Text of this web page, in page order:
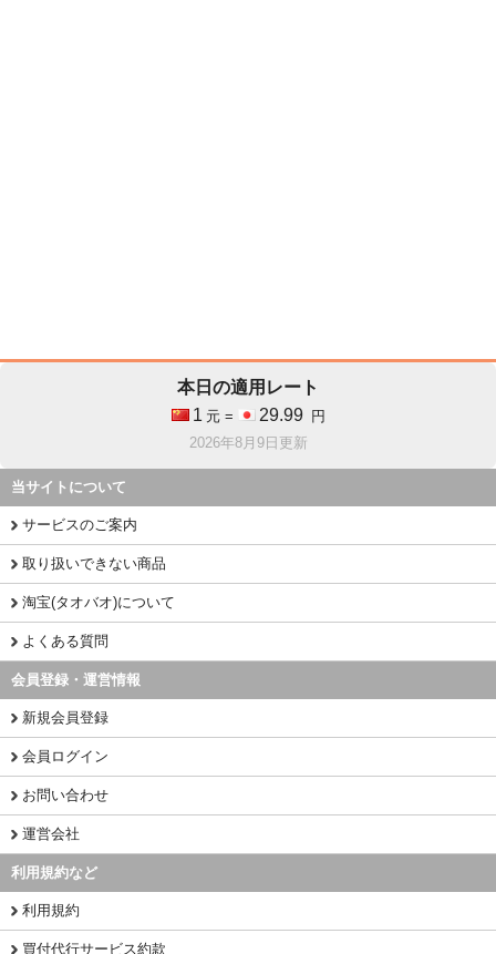
本日の適用レート
1 元 = 29.99
円
2026年8月9日更新
当サイトについて
サービスのご案内
取り扱いできない商品
淘宝(タオバオ)について
よくある質問
会員登録・運営情報
新規会員登録
会員ログイン
お問い合わせ
運営会社
利用規約など
利用規約
買付代行サービス約款